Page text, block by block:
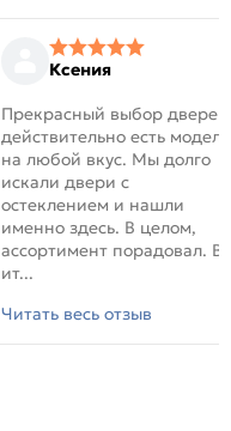
Ксения
Прекрасный выбор
действительно есть модели
на любой вкус. Мы долго
искали двери с
остеклением и нашли
именно здесь. В целом,
ассортимент порадовал. В
ит...
Читать весь отзыв